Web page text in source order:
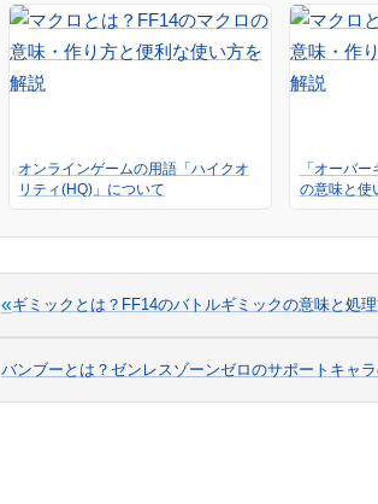
オンラインゲームの用語「ハイクオ
リティ(HQ)」について
「オーバ
の意味と使
«ギミックとは？FF14のバトルギミックの意味と処
バンブーとは？ゼンレスゾーンゼロのサポートキャ